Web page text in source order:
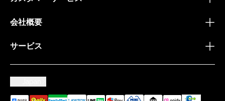
会社概要
サービス